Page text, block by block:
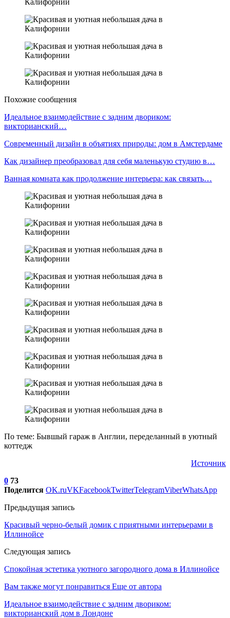
Похожие сообщения
Идеальное взаимодействие с задним двориком:
викторианский…
Современный дизайн в объятиях природы: дом в Амстердаме
Как дизайнер преобразовал для себя маленькую студию в…
Ванная комната как продолжение интерьера: как связать…
По теме: Бывшый гараж в Англии, переделанный в уютный
коттедж
Источник
0 73
Поделится OK.ruVKFacebookTwitterTelegramViberWhatsApp
Предыдущая запись
Красивый черно-белый домик с приятными интерьерами в
Иллинойсе
Следующая запись
Спокойная эстетика уютного загородного дома в Иллинойсе
Вам также могут понравиться Еще от автора
Идеальное взаимодействие с задним двориком:
викторианский дом в Лондоне